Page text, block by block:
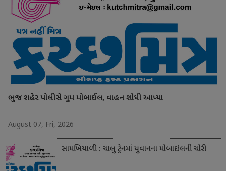
ભુજ શહેર પોલીસે ગુમ મોબાઈલ, વાહન શોધી આપ્યા
August 07, Fri, 2026
સામખિયાળી : ચાલુ ટ્રેનમાં યુવાનના મોબાઇલની ચોરી